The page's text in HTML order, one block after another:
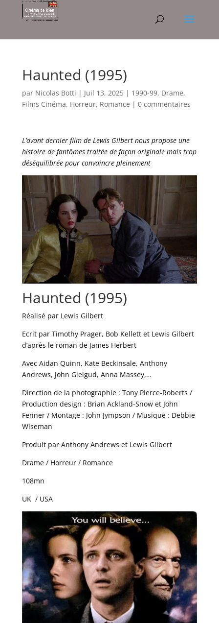
Haunted (1995)
par Nicolas Botti | Juil 13, 2025| 1990-99, Drame,
Films Cinéma, Horreur, Romance | 0 commentaires
L’avant dernier film de Lewis Gilbert nous propose une
histoire de fantômes traitée de façon originale mais trop
déséquilibrée pour convaincre pleinement
Haunted (1995)
Réalisé par Lewis Gilbert
Ecrit par Timothy Prager, Bob Kellett et Lewis Gilbert
d’après le roman de James Herbert
Avec Aidan Quinn, Kate Beckinsale, Anthony
Andrews, John Gielgud, Anna Massey,…
Direction de la photographie : Tony Pierce-Roberts /
Production design : Brian Ackland-Snow et John
Fenner / Montage : John Jympson / Musique : Debbie
Wiseman
Produit par Anthony Andrews et Lewis Gilbert
Drame / Horreur / Romance
108mn
UK / USA